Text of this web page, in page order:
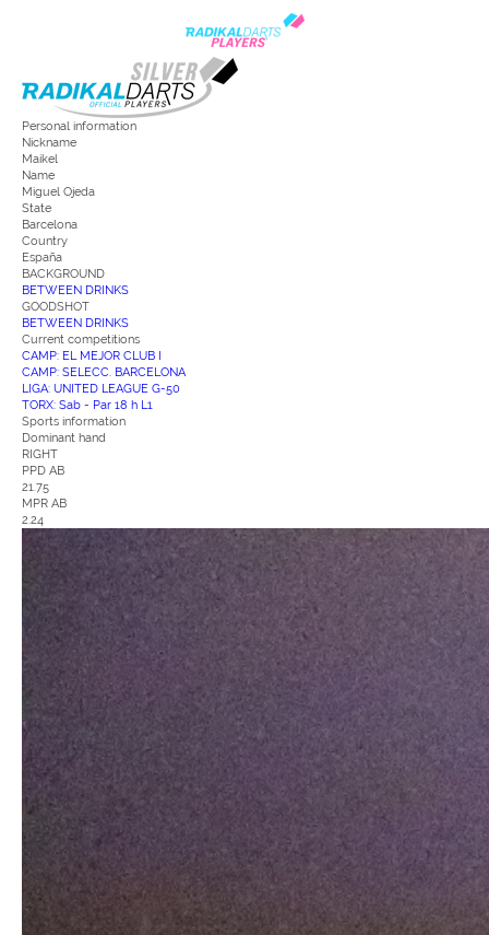
Personal information
Nickname
Maikel
Name
Miguel Ojeda
State
Barcelona
Country
España
BACKGROUND
BETWEEN DRINKS
GOODSHOT
BETWEEN DRINKS
Current competitions
CAMP: EL MEJOR CLUB I
CAMP: SELECC. BARCELONA
LIGA: UNITED LEAGUE G-50
TORX: Sab - Par 18 h L1
Sports information
Dominant hand
RIGHT
PPD AB
21.75
MPR AB
2.24